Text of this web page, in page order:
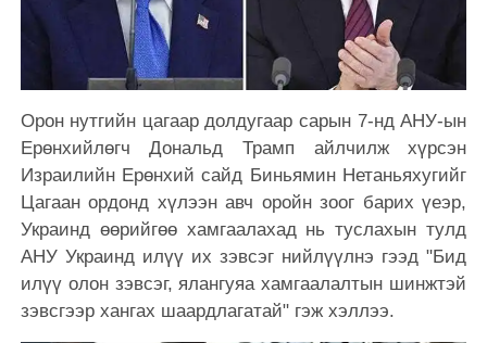
Орон нутгийн цагаар долдугаар сарын 7-нд АНУ-ын
Ерөнхийлөгч Дональд Трамп айлчилж хүрсэн
Израилийн Ерөнхий сайд Биньямин Нетаньяхугийг
Цагаан ордонд хүлээн авч оройн зоог барих үеэр,
Украинд өөрийгөө хамгаалахад нь туслахын тулд
АНУ Украинд илүү их зэвсэг нийлүүлнэ гээд "Бид
илүү олон зэвсэг, ялангуяа хамгаалалтын шинжтэй
зэвсгээр хангах шаардлагатай" гэж хэллээ.